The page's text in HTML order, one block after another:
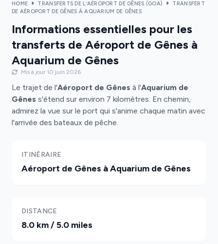
HOME TRANSFERTS DE L’AÉROPORT DE GÊNES (GOA)
TRANSFERT
DE AÉROPORT DE GÊNES À AQUARIUM DE GÊNES
Informations essentielles pour les
transferts de Aéroport de Gênes à
Aquarium de Gênes
Mis à jour 10 juin 2026
Le trajet de l'Aéroport de Gênes à l'Aquarium de
Gênes s'étend sur environ 7 kilomètres. En chemin,
admirez la vue sur le port qui s'anime chaque matin avec
l'arrivée des bateaux de pêche.
ITINÉRAIRE
Aéroport de Gênes à Aquarium de Gênes
DISTANCE
8.0 km / 5.0 miles